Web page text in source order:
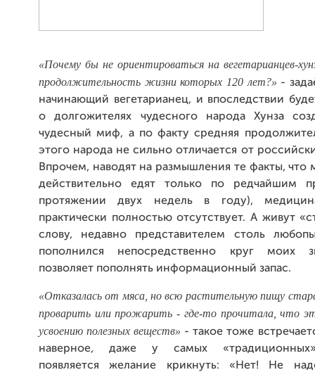
«Почему бы не ориентироваться на вегетарианцев-
продолжительность жизни которых 120 лет?» -
начинающий вегетарианец, и впоследствии
о долгожителях чудесного народа Хунза
чудесный миф, а по факту средняя
этого народа не сильно отличается от
Впрочем, наводят на размышления те факты, что
действительно едят только по редчайшим
протяжении двух недель в году),
практически полностью отсутствует. А живут
слову, недавно представителем столь
пополнился непосредственно круг моих
позволяет пополнять информационный запас.
«Отказалась от мяса, но всю растительную пищу
проварить или прожарить - где-то прочитала, что
усвоению полезных веществ» - такое тоже
наверное, даже у самых
появляется желание крикнуть: «Нет! Не